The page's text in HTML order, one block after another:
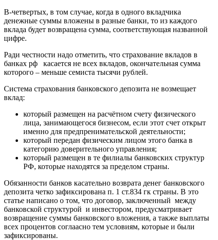
В-четвертых, в том случае, когда в одного вкладчика
денежные суммы вложены в разные банки, то из каждого
вклада будет возвращена сумма, соответствующая названной
цифре.
Ради честности надо отметить, что страхование вкладов в
банках рф касается не всех вкладов, окончательная сумма
которого – меньше семиста тысячи рублей.
Система страхования банковского депозита не возмещает
вклад:
который размещен на расчётном счету физического
лица, занимающегося бизнесом, если этот счет открыт
именно для предпренимательской деятельности;
который передан физическим лицом этого банка в
категорию доверительного управления;
который размещен в те филиалы банковских структур
РФ, которые находятся за пределом страны.
Обязанности банков касательно возврата денег банковского
депозита четко зафиксирована п. 1 ст.834 гк страны. В это
статье написано о том, что договор, заключенный между
банковской структурой и инвестором, предусматривает
возвращение суммы банковского вложения, а также выплаты
всех процентов соглаасно тем условиям, которые и были
зафиксированы.